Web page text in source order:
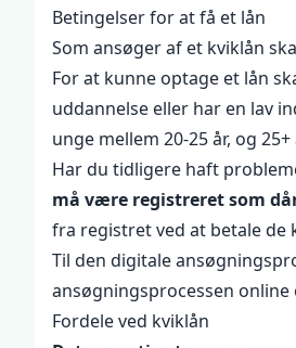
Betingelser for at få et lån
Som ansøger af et kviklån
For at kunne optage et lån
uddannelse eller har en lav
unge mellem 20-25 år, og
Har du tidligere haft
må være registreret som
fra registret ved at betale de
Til den digitale
ansøgningsprocessen
Fordele ved kviklån